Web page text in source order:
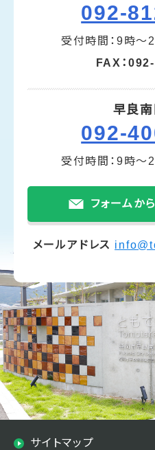
092-
受付時間：9時～
FAX：
早良
092-
受付時間：9時～
フォームか
メールアドレス
サイトマップ